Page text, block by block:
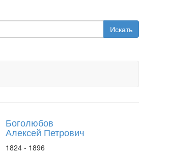
Искать
Боголюбов
Алексей Петрович
1824 - 1896